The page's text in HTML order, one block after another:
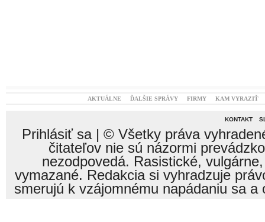
AKTUÁLNE ĎALŠIE SPRÁVY FIRMY KAM VYRAZIŤ
KONTAKT
Prihlásiť sa| © Všetky práva
čitateľov nie sú názormi
nezodpovedá. Rasistické,
vymazané. Redakcia si vyhradzuje
smerujú k vzájomnému napádaniu sa